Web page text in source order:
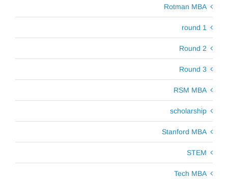
Rotman MBA
round 1
Round 2
Round 3
RSM MBA
scholarship
Stanford MBA
STEM
Tech MBA